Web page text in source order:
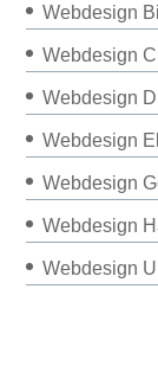
Webdesign
Webdesign
Webdesign
Webdesign
Webdesign
Webdesign
Webdesign